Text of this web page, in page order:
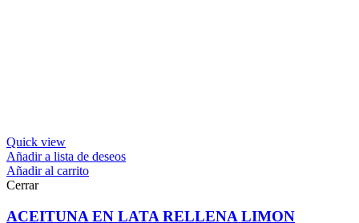
Quick view
Añadir a lista de deseos
Añadir al carrito
Cerrar
ACEITUNA EN LATA RELLENA LIMON